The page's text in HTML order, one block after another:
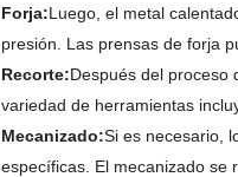
Forja:Luego, el metal
presión. Las prensas de forja
Recorte:Después del proceso
variedad de herramientas
Mecanizado:Si es necesario,
específicas. El mecanizado se